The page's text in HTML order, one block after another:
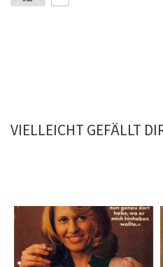
VIELLEICHT GEFÄLLT